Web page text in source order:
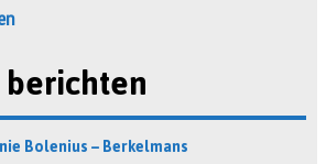
Bolenius – Berkelmans